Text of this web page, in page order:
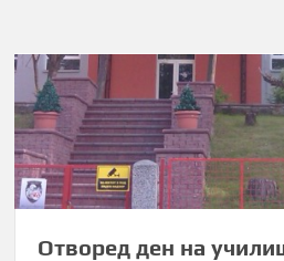
Отворед ден на